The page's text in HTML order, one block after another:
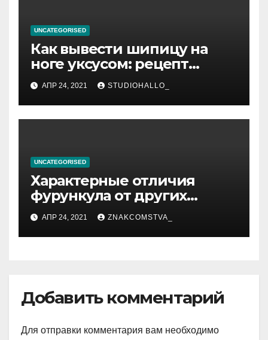
UNCATEGORISED
Как вывести шипицу на
ноге уксусом: рецепт
приготовления
компрессов и теста
АПР 24, 2021 STUDIOHALLO_
UNCATEGORISED
Характерные отличия
фурункула от других
заболеваний
АПР 24, 2021 ZNAKCOMSTVA_
Добавить комментарий
Для отправки комментария вам необходимо